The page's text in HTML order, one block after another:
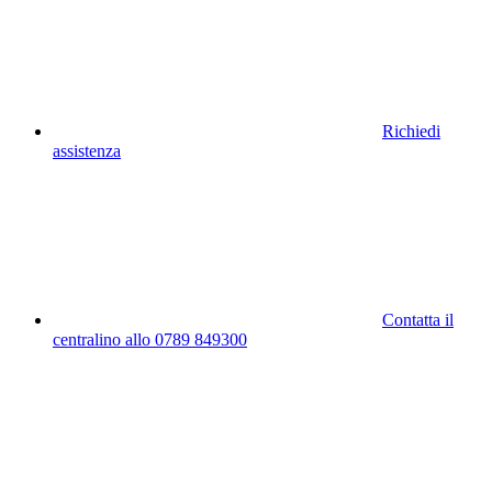
Richiedi
assistenza
Contatta il
centralino allo 0789 849300